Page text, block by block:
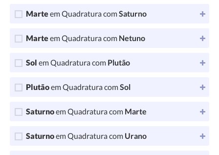
Marteem Quadratura comSaturno
Marteem Quadratura com Netuno
Sol em Quadratura com Plutão
Plutãoem Quadratura comSol
Saturnoem Quadratura com Marte
Saturnoem Quadratura com Urano